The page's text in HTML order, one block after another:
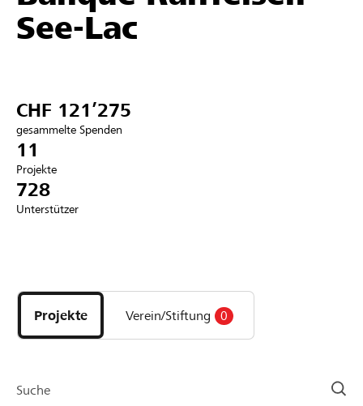
Hilfe & Support
Anmelden
DE FR IT
See-Lac
CHF 121’275
gesammelte Spenden
11
Projekte
728
Unterstützer
Projekte
und
Organisationen
Projekte Verein/Stiftung 0
Suche